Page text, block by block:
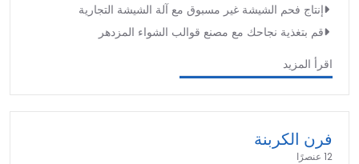
إنتاج فحم الشيشة غير مسبوق مع آلة الشيشة التجارية
قم بتغذية نجاحك مع مصنع قوالب الشواء المزدهر
اقرأ المزيد
فرن الكربنة
12 عنصرًا